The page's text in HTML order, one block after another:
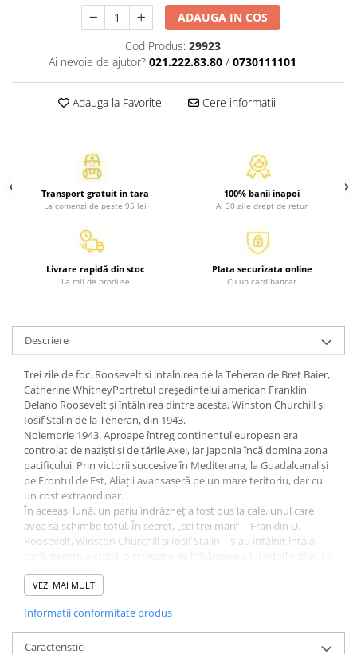
Carte prescolara
Carti pentru copii
Grafice
Literatura si fictiune
Dictionare si enciclopedii
Atlase
Atlase, dictionare si enciclopedii
Dictionare de limba romana
Dictionare tematice
Enciclopedii
Fitness si frumusete
Diverse
Diverse
Feng Shui
Medicina alternativa
Sa nu razi :((
Drept
Legislatie
Fictiune
Actiune si Aventura
Clasici
Crime, Thriller, Mistery
Fantasy
Istorica
ADAUGA IN COS
Cod Produs: 29923
Ai nevoie de ajutor? 021.222.83.80 / 0730111101
Adauga la Favorite Cere informatii
Transport gratuit in tara
La comenzi de peste 95 lei
100% banii inapoi
Ai 30 zile drept de retur
Livrare rapidă din stoc
La mii de produse
Plata securizata online
Cu un card bancar
Descriere
Trei zile de foc. Roosevelt si intalnirea de la Teheran de Bret Baier,
Catherine WhitneyPortretul președintelui american Franklin
Delano Roosevelt și întâlnirea dintre acesta, Winston Churchill și
Iosif Stalin de la Teheran, din 1943.
Noiembrie 1943. Aproape întreg continentul european era
controlat de naziști și de țările Axei, iar Japonia încă domina zona
pacificului. Prin victorii succesive în Mediterana, la Guadalcanal și
pe Frontul de Est, Aliații avansaseră pe un mare teritoriu, dar cu
un cost extraordinar.
În aceeași lună, un pariu îndrăzneț a fost pus la cale, unul care
avea să schimbe totul. În secret, „cei trei mari” – Franklin D.
Roosevelt, Winston Churchill și Iosif Stalin – s-au întâlnit întâia
Teheran, în Iran, pe parcursul a trei zile, acest trio – colaboratori
improbabili, uniți de responsabilitatea lor ca șefi ai Puterilor Aliate
perioada postbelică.
Trei zile de foc se concentrează asupra vieții lui Franklin D.
Roosevelt și, totodată, asupra factorilor care l-au condus către
VEZI MAI MULT
Informatii conformitate produs
Caracteristici